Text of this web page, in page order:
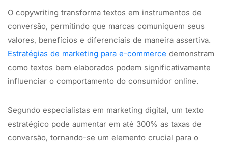
O copywriting transforma textos em instrumentos de
conversão, permitindo que marcas comuniquem seus
valores, benefícios e diferenciais de maneira assertiva.
Estratégias de marketing para e-commerce demonstram
como textos bem elaborados podem significativamente
influenciar o comportamento do consumidor online.
Segundo especialistas em marketing digital, um texto
estratégico pode aumentar em até 300% as taxas de
conversão, tornando-se um elemento crucial para o